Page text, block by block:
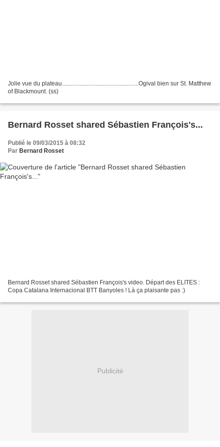
Jolie vue du plateau....................................................Ogival bien sur St. Matthew
of Blackmount. (ss)
Bernard Rosset shared Sébastien François's...
Publié le 09/03/2015 à 08:32
Par Bernard Rosset
Bernard Rosset shared Sébastien François's video. Départ des ELITES :
Copa Catalana Internacional BTT Banyoles ! Là ça plaisante pas :)
Publicité